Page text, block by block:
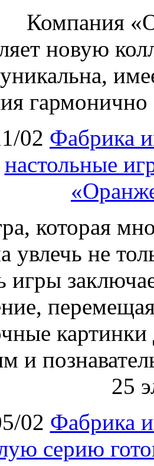
Компания
новую
02 Фабрика
настольные
которая
увлечь не
игры
и
25
02 Фабрика
серию